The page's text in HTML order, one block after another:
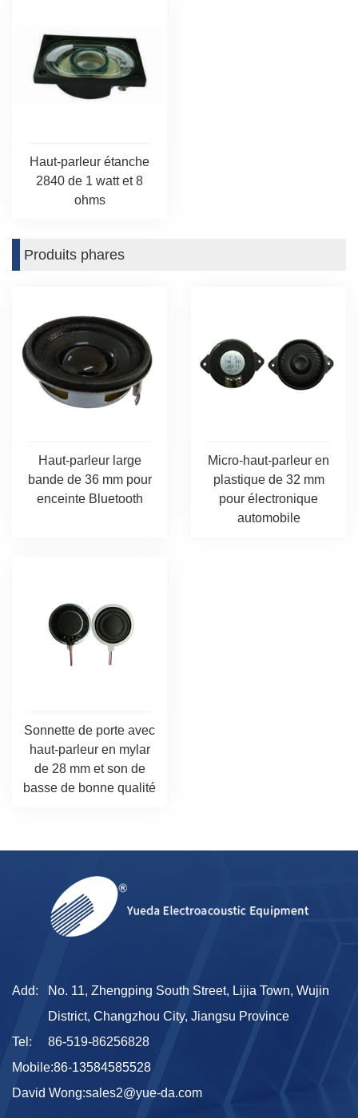
Haut-parleur étanche
2840 de 1 watt et 8
ohms
Produits phares
Haut-parleur large
bande de 36 mm pour
enceinte Bluetooth
Micro-haut-parleur en
plastique de 32 mm
pour électronique
automobile
Sonnette de porte avec
haut-parleur en mylar
de 28 mm et son de
basse de bonne qualité
Add:
No. 11, Zhengping South Street, Lijia Town, Wujin
District, Changzhou City, Jiangsu Province
Tel:
86-519-86256828
Mobile:86-13584585528
David Wong:sales2@yue-da.com